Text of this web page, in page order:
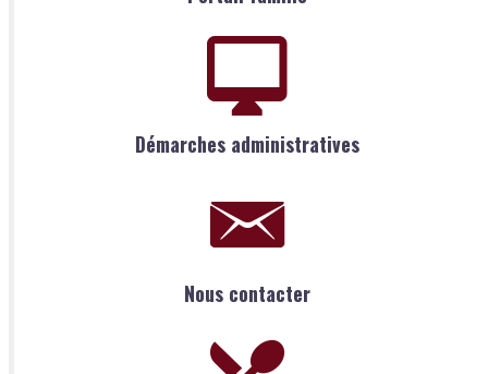
Démarches administratives
Nous contacter